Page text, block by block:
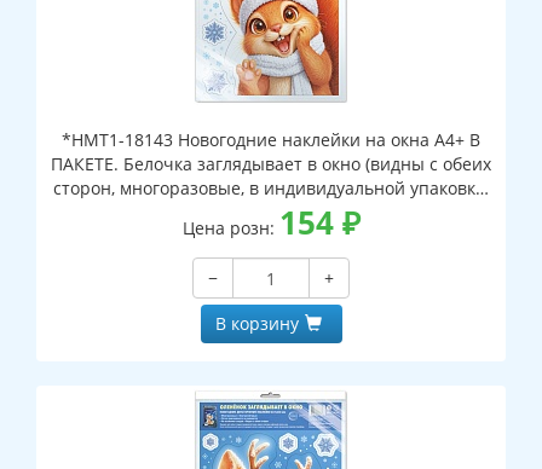
*НМТ1-18143 Новогодние наклейки на окна А4+ В
ПАКЕТЕ. Белочка заглядывает в окно (видны с обеих
сторон, многоразовые, в индивидуальной упаковке,
с европодвесом и клеевым клапаном)
Цена розн: 154₽
−
+
В корзину